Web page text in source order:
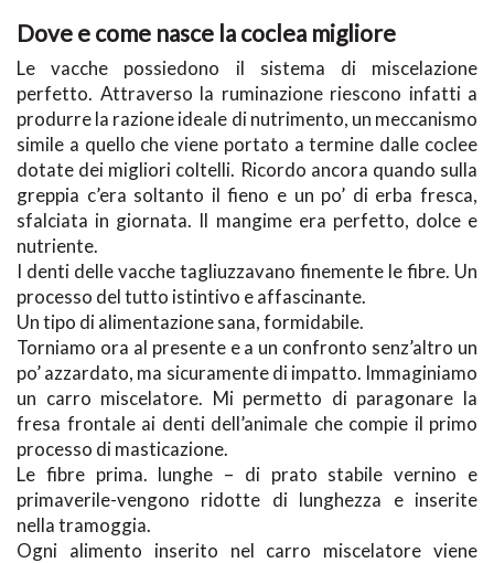
Dove e come nasce la coclea migliore
Le vacche possiedono il sistema di miscelazione
perfetto. Attraverso la ruminazione riescono infatti a
produrre la razione ideale di nutrimento, un meccanismo
simile a quello che viene portato a termine dalle coclee
dotate dei migliori coltelli. Ricordo ancora quando sulla
greppia c’era soltanto il fieno e un po’ di erba fresca,
sfalciata in giornata. Il mangime era perfetto, dolce e
nutriente.
I denti delle vacche tagliuzzavano finemente le fibre. Un
processo del tutto istintivo e affascinante.
Un tipo di alimentazione sana, formidabile.
Torniamo ora al presente e a un confronto senz’altro un
po’ azzardato, ma sicuramente di impatto. Immaginiamo
un carro miscelatore. Mi permetto di paragonare la
fresa frontale ai denti dell’animale che compie il primo
processo di masticazione.
Le fibre prima. lunghe – di prato stabile vernino e
primaverile-vengono ridotte di lunghezza e inserite
nella tramoggia.
Ogni alimento inserito nel carro miscelatore viene